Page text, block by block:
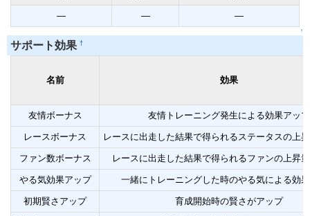
― ― ―
↑
サポート効果 †
名前 効果
友情ボーナス 友情トレーニング発生による効果アップ
レースボーナス レースに出走した結果で得られるステータスの上
ファン数ボーナス レースに出走した結果で得られるファンの上昇
やる気効果アップ 一緒にトレーニングした時のやる気による効
初期賢さアップ 育成開始時の賢さがアップ